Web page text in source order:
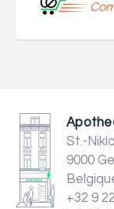
St.-
9000
+32 9